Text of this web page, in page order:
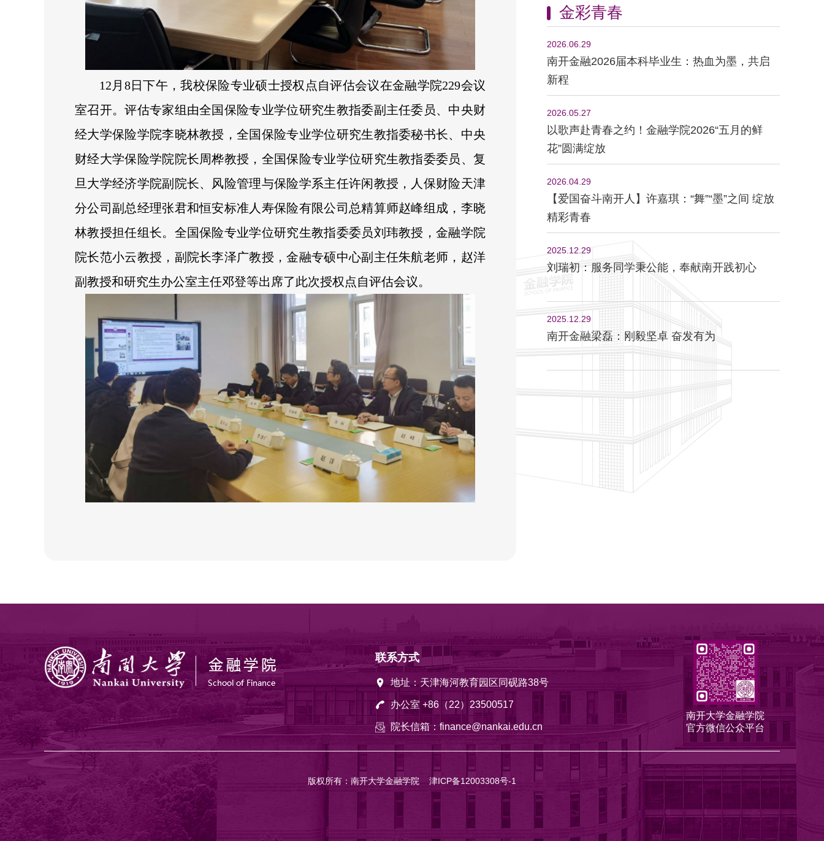
金彩青春
2026.06.29
南开金融2026届本科毕业生：热血为墨，共启
新程
2026.05.27
以歌声赴青春之约！金融学院2026“五月的鲜
花”圆满绽放
2026.04.29
【爱国奋斗南开人】许嘉琪：“舞”“墨”之间 绽放
精彩青春
2025.12.29
刘瑞初：服务同学秉公能，奉献南开践初心
2025.12.29
南开金融梁磊：刚毅坚卓 奋发有为
12月8日下午，我校保险专业硕士授权点自评估会议在金融学院229会议
室召开。评估专家组由全国保险专业学位研究生教指委副主任委员、中央财
经大学保险学院李晓林教授，全国保险专业学位研究生教指委秘书长、中央
财经大学保险学院院长周桦教授，全国保险专业学位研究生教指委委员、复
旦大学经济学院副院长、风险管理与保险学系主任许闲教授，人保财险天津
分公司副总经理张君和恒安标准人寿保险有限公司总精算师赵峰组成，李晓
林教授担任组长。全国保险专业学位研究生教指委委员刘玮教授，金融学院
院长范小云教授，副院长李泽广教授，金融专硕中心副主任朱航老师，赵洋
副教授和研究生办公室主任邓登等出席了此次授权点自评估会议。
联系方式
地址：天津海河教育园区同砚路38号
办公室 +86（22）23500517
院长信箱：finance@nankai.edu.cn
南开大学金融学院
官方微信公众平台
版权所有：南开大学金融学院 津ICP备12003308号-1